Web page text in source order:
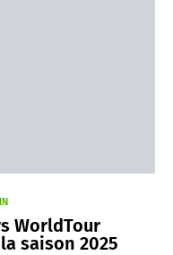
WorldTour
saison 2025